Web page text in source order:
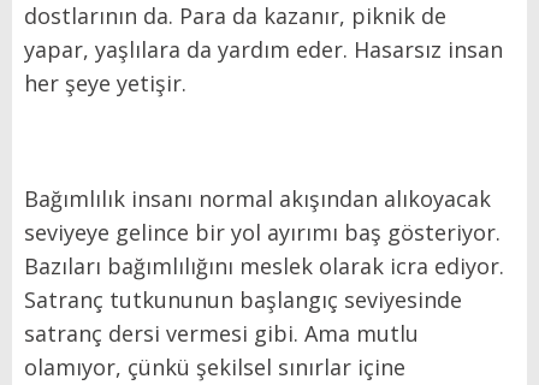
dostlarının da. Para da kazanır, piknik de
yapar, yaşlılara da yardım eder. Hasarsız insan
her şeye yetişir.
Bağımlılık insanı normal akışından alıkoyacak
seviyeye gelince bir yol ayırımı baş gösteriyor.
Bazıları bağımlılığını meslek olarak icra ediyor.
Satranç tutkununun başlangıç seviyesinde
satranç dersi vermesi gibi. Ama mutlu
olamıyor, çünkü şekilsel sınırlar içine